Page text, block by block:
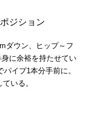
ジション
ダウン、ヒップ～フ
に余裕を持たせてい
イプ1本分手前に。
いる。